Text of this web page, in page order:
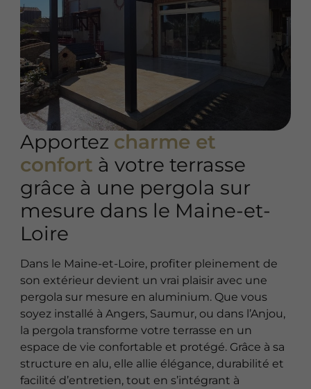
Apportez charme et
confort à votre terrasse
grâce à une pergola sur
mesure dans le Maine-et-
Loire
Dans le Maine-et-Loire, profiter pleinement de
son extérieur devient un vrai plaisir avec une
pergola sur mesure en aluminium. Que vous
soyez installé à Angers, Saumur, ou dans l’Anjou,
la pergola transforme votre terrasse en un
espace de vie confortable et protégé. Grâce à sa
structure en alu, elle allie élégance, durabilité et
facilité d’entretien, tout en s’intégrant à